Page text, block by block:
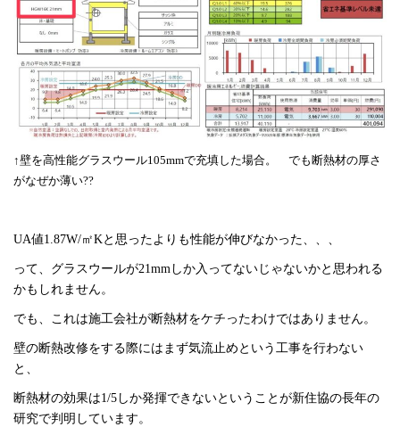
↑壁を高性能グラスウール105mmで充填した場合。 でも断熱材の厚さ
がなぜか薄い??
UA値1.87W/㎡Kと思ったよりも性能が伸びなかった、、、
って、グラスウールが21mmしか入ってないじゃないかと思われる
かもしれません。
でも、これは施工会社が断熱材をケチったわけではありません。
壁の断熱改修をする際にはまず気流止めという工事を行わない
と、
断熱材の効果は1/5しか発揮できないということが新住協の長年の
研究で判明しています。